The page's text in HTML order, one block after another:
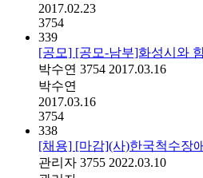
2017.02.23
3754
339
[공모] [공모-남부]화성시와
박수연 3754 2017.03.16
박수연
2017.03.16
3754
338
[채용] [마감](사)한국척수장
관리자 3755 2022.03.10